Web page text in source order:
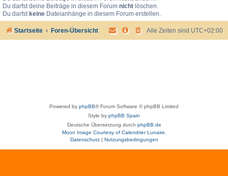
Du darfst deine Beiträge in diesem Forum nicht löschen.
Du darfst keine Dateianhänge in diesem Forum erstellen.
Startseite Foren-Übersicht Alle Zeiten sind UTC+02:00
Powered by phpBB® Forum Software © phpBB Limited
Style by phpBB Spain
Deutsche Übersetzung durch phpBB.de
Moon Image Courtesy of Calendrier Lunaire.
Datenschutz| Nutzungsbedingungen